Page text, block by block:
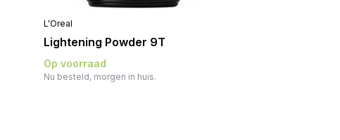
L'Oreal
Lightening Powder 9T
Op voorraad
Nu besteld, morgen in huis.